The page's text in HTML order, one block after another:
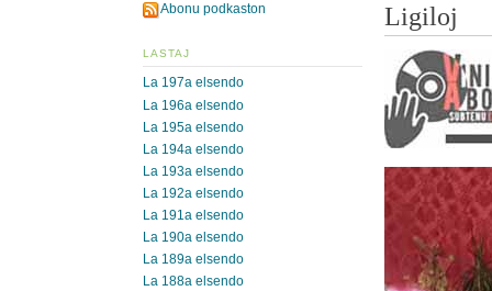
Ligiloj
Abonu podkaston
LASTAJ
La 197a elsendo
La 196a elsendo
La 195a elsendo
La 194a elsendo
La 193a elsendo
La 192a elsendo
La 191a elsendo
La 190a elsendo
La 189a elsendo
La 188a elsendo